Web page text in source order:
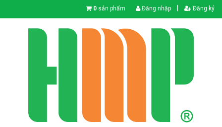
0 sản phẩm Đăng nhập Đăng ký